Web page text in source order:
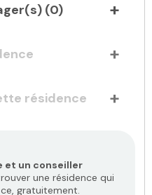
(0)
résidence
et un conseiller
une résidence qui
gratuitement.